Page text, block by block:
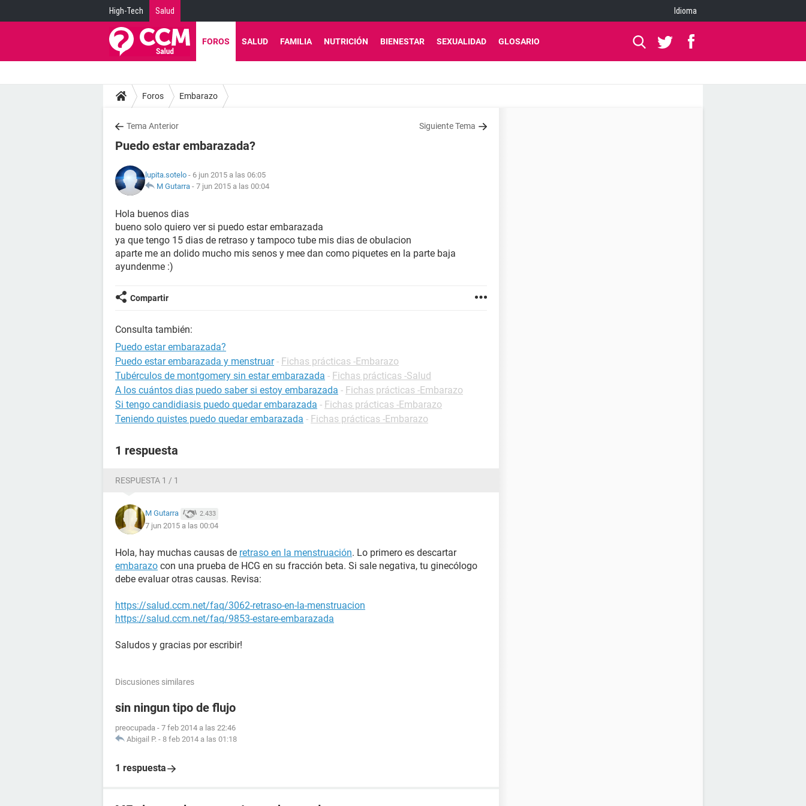
High-Tech Salud Idioma
FOROS SALUD FAMILIA NUTRICIÓN BIENESTAR SEXUALIDAD GLOSARIO
Foros Embarazo
Tema Anterior Siguiente Tema
Puedo estar embarazada?
lupita.sotelo - 6 jun 2015 a las 06:05
M Gutarra - 7 jun 2015 a las 00:04
Hola buenos dias
bueno solo quiero ver si puedo estar embarazada
ya que tengo 15 dias de retraso y tampoco tube mis dias de obulacion
aparte me an dolido mucho mis senos y mee dan como piquetes en la parte baja
ayundenme :)
Compartir
Consulta también:
Puedo estar embarazada?
Puedo estar embarazada y menstruar - Fichas prácticas -Embarazo
Tubérculos de montgomery sin estar embarazada - Fichas prácticas -Salud
A los cuántos dias puedo saber si estoy embarazada - Fichas prácticas -Embarazo
Si tengo candidiasis puedo quedar embarazada - Fichas prácticas -Embarazo
Teniendo quistes puedo quedar embarazada - Fichas prácticas -Embarazo
1 respuesta
RESPUESTA 1 / 1
M Gutarra 2.433
7 jun 2015 a las 00:04
Hola, hay muchas causas de retraso en la menstruación. Lo primero es descartar
embarazo con una prueba de HCG en su fracción beta. Si sale negativa, tu ginecólogo
debe evaluar otras causas. Revisa:
https://salud.ccm.net/faq/3062-retraso-en-la-menstruacion
https://salud.ccm.net/faq/9853-estare-embarazada
Saludos y gracias por escribir!
Discusiones similares
sin ningun tipo de flujo
preocupada - 7 feb 2014 a las 22:46
Abigail P. - 8 feb 2014 a las 01:18
1 respuesta